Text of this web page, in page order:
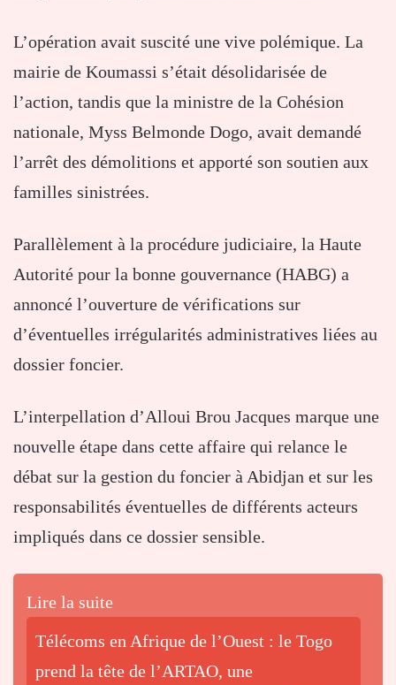
L’opération avait suscité une vive polémique. La
mairie de Koumassi s’était désolidarisée de
l’action, tandis que la ministre de la Cohésion
nationale, Myss Belmonde Dogo, avait demandé
l’arrêt des démolitions et apporté son soutien aux
familles sinistrées.
Parallèlement à la procédure judiciaire, la Haute
Autorité pour la bonne gouvernance (HABG) a
annoncé l’ouverture de vérifications sur
d’éventuelles irrégularités administratives liées au
dossier foncier.
L’interpellation d’Alloui Brou Jacques marque une
nouvelle étape dans cette affaire qui relance le
débat sur la gestion du foncier à Abidjan et sur les
responsabilités éventuelles de différents acteurs
impliqués dans ce dossier sensible.
Lire la suite
Télécoms en Afrique de l’Ouest : le Togo
prend la tête de l’ARTAO, une